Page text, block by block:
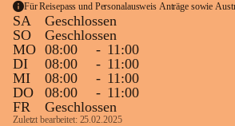
Für Reisepass und Personalausweis Anträge sowie
SA
Geschlossen
SO
Geschlossen
MO 08:00 - 11:00
DI
08:00 - 11:00
MI
08:00 - 11:00
DO
08:00 - 11:00
FR
Geschlossen
Zuletzt bearbeitet: 25.02.2025